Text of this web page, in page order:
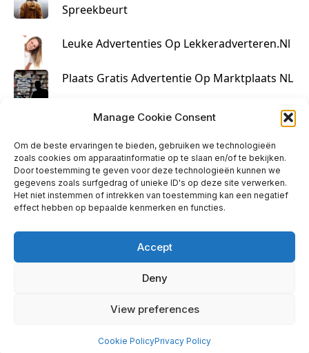
Manage Cookie Consent
Om de beste ervaringen te bieden, gebruiken we technologieën
zoals cookies om apparaatinformatie op te slaan en/of te bekijken.
Door toestemming te geven voor deze technologieën kunnen we
gegevens zoals surfgedrag of unieke ID's op deze site verwerken.
Het niet instemmen of intrekken van toestemming kan een negatief
effect hebben op bepaalde kenmerken en functies.
Accept
Deny
View preferences
Cookie PolicyPrivacy Policy
Spreekbeurt
Leuke Advertenties Op Lekkeradverteren.nl
Plaats Gratis Advertentie Op Marktplaats NL
Kruisbestuiving Voor Succesvolle Marketing
Contact